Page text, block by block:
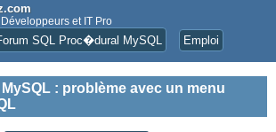
et IT Pro
SQL Proc�dural MySQL Emploi
: problème avec un menu